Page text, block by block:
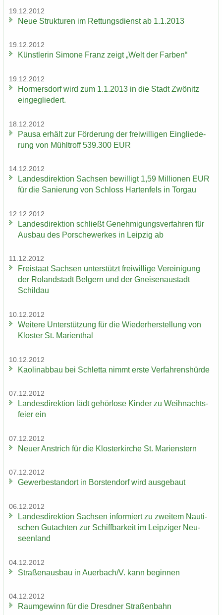
19.12.2012
Neue Struk­tu­ren im Ret­tungs­dienst ab 1.1.2013
19.12.2012
Künst­le­rin Si­mo­ne Franz zeigt „Welt der Far­ben“
19.12.2012
Hor­mers­dorf wird zum 1.1.2013 in die Stadt Zwö­nitz
ein­ge­glie­dert.
18.12.2012
Pausa er­hält zur För­de­rung der frei­wil­li­gen Ein­glie­de­
rung von Mühl­troff 539.300 EUR
14.12.2012
Lan­des­di­rek­ti­on Sach­sen be­wil­ligt 1,59 Mil­lio­nen EUR
für die Sa­nie­rung von Schloss Har­ten­fels in Tor­gau
12.12.2012
Lan­des­di­rek­ti­on schließt Ge­neh­mi­gungs­ver­fah­ren für
Aus­bau des Por­sche­wer­kes in Leip­zig ab
11.12.2012
Frei­staat Sach­sen un­ter­stützt frei­wil­li­ge Ver­ei­ni­gung
der Ro­land­stadt Bel­gern und der Gnei­sen­au­stadt
Schildau
10.12.2012
Wei­te­re Un­ter­stüt­zung für die Wie­der­her­stel­lung von
Klos­ter St. Ma­ri­en­thal
10.12.2012
Kao­lin­ab­bau bei Schlet­ta nimmt erste Ver­fah­rens­hür­de
07.12.2012
Lan­des­di­rek­ti­on lädt ge­hör­lo­se Kin­der zu Weih­nachts­
fei­er ein
07.12.2012
Neuer An­strich für die Klos­ter­kir­che St. Ma­ri­enstern
07.12.2012
Ge­wer­be­stand­ort in Bors­ten­dorf wird aus­ge­baut
06.12.2012
Lan­des­di­rek­ti­on Sach­sen in­for­miert zu zwei­tem Nau­ti­
schen Gut­ach­ten zur Schiff­bar­keit im Leip­zi­ger Neu­
seen­land
04.12.2012
Stra­ßen­aus­bau in Au­er­bach/V. kann be­gin­nen
04.12.2012
Raum­ge­winn für die Dresd­ner Stra­ßen­bahn